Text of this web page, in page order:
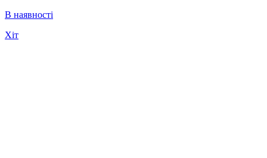
В наявності
Хіт